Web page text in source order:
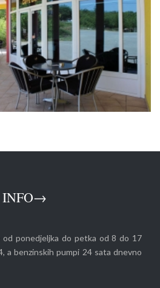
INFO→
od ponedjeljka do petka od 8 do 17
a benzinskih pumpi 24 sata dnevno